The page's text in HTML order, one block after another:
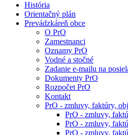
História
Orientačný plán
Prevádzkáreň obce
O PrO
Zamestnanci
Oznamy PrO
Vodné a stočné
Zadanie e-mailu na
Dokumenty PrO
Rozpočet PrO
Kontakt
PrO - zmluvy, faktúry,
PrO - zmluvy,
PrO - zmluvy,
PrO - zmluvy,